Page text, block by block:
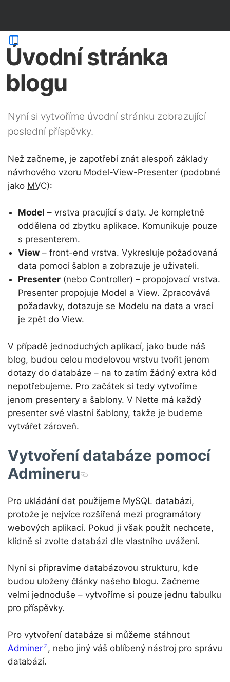
Úvodní stránka
blogu
Nyní si vytvoříme úvodní stránku zobrazující
poslední příspěvky.
Než začneme, je zapotřebí znát alespoň základy
návrhového vzoru Model-View-Presenter (podobné
jako MVC):
Model – vrstva pracující s daty. Je kompletně
oddělena od zbytku aplikace. Komunikuje pouze
s presenterem.
View – front-end vrstva. Vykresluje požadovaná
data pomocí šablon a zobrazuje je uživateli.
Presenter (nebo Controller) – propojovací vrstva.
Presenter propojuje Model a View. Zpracovává
požadavky, dotazuje se Modelu na data a vrací
je zpět do View.
V případě jednoduchých aplikací, jako bude náš
blog, budou celou modelovou vrstvu tvořit jenom
dotazy do databáze – na to zatím žádný extra kód
nepotřebujeme. Pro začátek si tedy vytvoříme
jenom presentery a šablony. V Nette má každý
presenter své vlastní šablony, takže je budeme
vytvářet zároveň.
Vytvoření databáze pomocí
Admineru
Pro ukládání dat použijeme MySQL databázi,
protože je nejvíce rozšířená mezi programátory
webových aplikací. Pokud ji však použít nechcete,
klidně si zvolte databázi dle vlastního uvážení.
Nyní si připravíme databázovou strukturu, kde
budou uloženy články našeho blogu. Začneme
velmi jednoduše – vytvoříme si pouze jednu tabulku
pro příspěvky.
Pro vytvoření databáze si můžeme stáhnout
Adminer , nebo jiný váš oblíbený nástroj pro správu
databází.